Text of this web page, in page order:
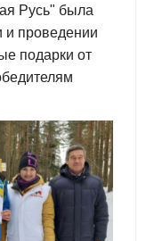
Русь" была
и проведении
подарки от